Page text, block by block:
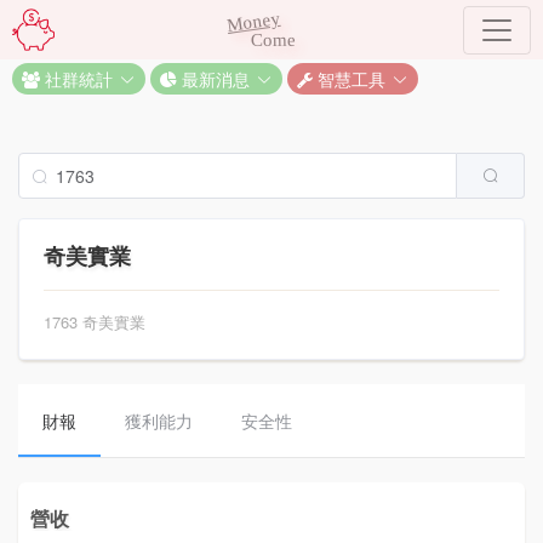
Money
Come
社群統計 最新消息 智慧工具
奇美實業
1763 奇美實業
財報 獲利能力 安全性
營收